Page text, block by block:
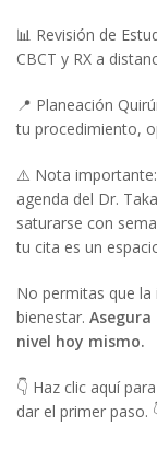
📊 Revisión de
CBCT y RX a
📍 Planeación
tu procedimiento,
⚠️ Nota
agenda del Dr.
saturarse con
tu cita es un
No permitas que
bienestar.
nivel hoy mismo.
👇 Haz clic aquí
dar el primer paso.